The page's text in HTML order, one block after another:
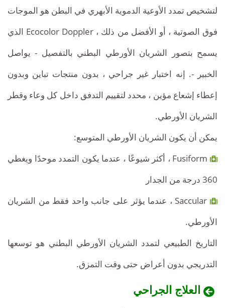
لتشخيص تمدد الأوعية الدموية الأبهري في البطن هو الموجات
فوق الصوتية ، أو الأفضل من ذلك ، Ecocolor Doppler الذي
يسمح بتصور الشريان الأورطي البطني بالتفصيل - يواصل
الخبير -. إنه اختبار غير جراحي ، بدون منتجات تباين وبدون
إعطاء إشعاع مؤين ، محدد لتقييم التدفق داخل كل وعاء وقطر
الشريان الأورطي.
يمكن أن يكون الشريان الأورطي المتوسع:
Fusiform ، أكثر شيوعًا ، عندما يكون التمدد موحدًا ويغطي
360 درجة من الجدار
Saccular ، عندما يؤثر على جانب واحد فقط من الشريان
الأورطي.
التاريخ الطبيعي لتمدد الشريان الأورطي البطني هو توسعها
التدريجي بدون أعراض حتى وقت التمزق.
العلاج الجراحي